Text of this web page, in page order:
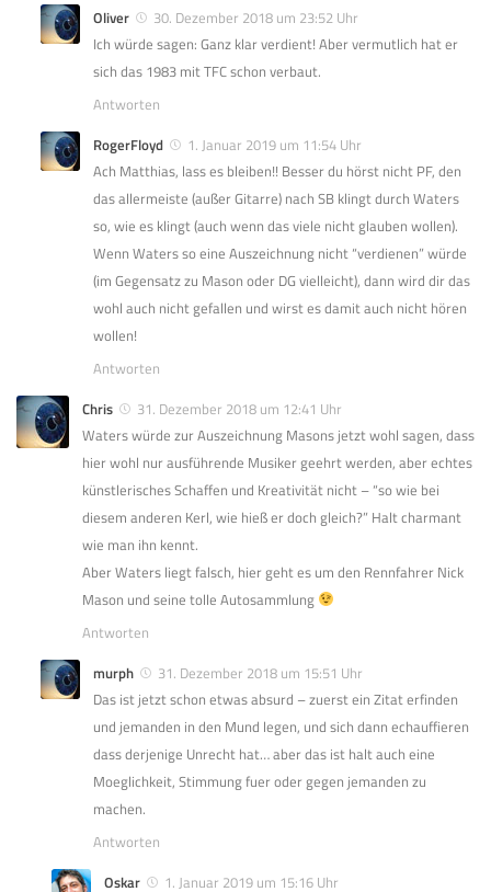
Oliver
30. Dezember 2018 um 23:52 Uhr
Ich würde sagen: Ganz klar verdient! Aber vermutlich hat er
sich das 1983 mit TFC schon verbaut.
Antworten
RogerFloyd
1. Januar 2019 um 11:54 Uhr
Ach Matthias, lass es bleiben!! Besser du hörst nicht PF, den
das allermeiste (außer Gitarre) nach SB klingt durch Waters
so, wie es klingt (auch wenn das viele nicht glauben wollen).
Wenn Waters so eine Auszeichnung nicht “verdienen” würde
(im Gegensatz zu Mason oder DG vielleicht), dann wird dir das
wohl auch nicht gefallen und wirst es damit auch nicht hören
wollen!
Antworten
Chris
31. Dezember 2018 um 12:41 Uhr
Waters würde zur Auszeichnung Masons jetzt wohl sagen, dass
hier wohl nur ausführende Musiker geehrt werden, aber echtes
künstlerisches Schaffen und Kreativität nicht – “so wie bei
diesem anderen Kerl, wie hieß er doch gleich?” Halt charmant
wie man ihn kennt.
Aber Waters liegt falsch, hier geht es um den Rennfahrer Nick
Mason und seine tolle Autosammlung
Antworten
murph
31. Dezember 2018 um 15:51 Uhr
Das ist jetzt schon etwas absurd – zuerst ein Zitat erfinden
und jemanden in den Mund legen, und sich dann echauffieren
dass derjenige Unrecht hat… aber das ist halt auch eine
Moeglichkeit, Stimmung fuer oder gegen jemanden zu
machen.
Antworten
Oskar
1. Januar 2019 um 15:16 Uhr